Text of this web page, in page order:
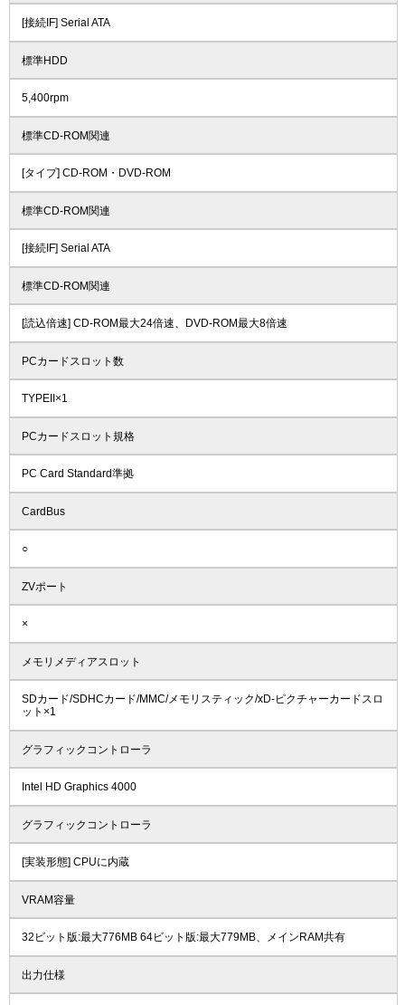
[接続IF] Serial ATA
標準HDD
5,400rpm
標準CD-ROM関連
[タイプ] CD-ROM・DVD-ROM
標準CD-ROM関連
[接続IF] Serial ATA
標準CD-ROM関連
[読込倍速] CD-ROM最大24倍速、DVD-ROM最大8倍速
PCカードスロット数
TYPEII×1
PCカードスロット規格
PC Card Standard準拠
CardBus
○
ZVポート
×
メモリメディアスロット
SDカード/SDHCカード/MMC/メモリスティック/xD-ピクチャーカードスロ
ット×1
グラフィックコントローラ
Intel HD Graphics 4000
グラフィックコントローラ
[実装形態] CPUに内蔵
VRAM容量
32ビット版:最大776MB 64ビット版:最大779MB、メインRAM共有
出力仕様